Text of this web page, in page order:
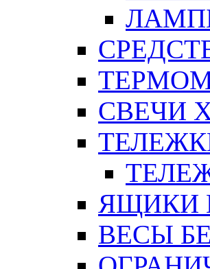
СВЕЧИ
ЯЩИКИ
ВЕСЫ